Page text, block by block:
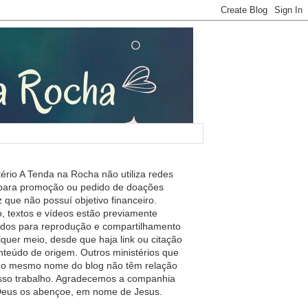
A Tenda na Rocha não utiliza redes
promoção ou pedido de doações
que não possuí objetivo financeiro.
textos e vídeos estão previamente
para reprodução e compartilhamento
meio, desde que haja link ou citação
de origem. Outros ministérios que
mesmo nome do blog não têm relação
trabalho. Agradecemos a companhia
os abençoe, em nome de Jesus.